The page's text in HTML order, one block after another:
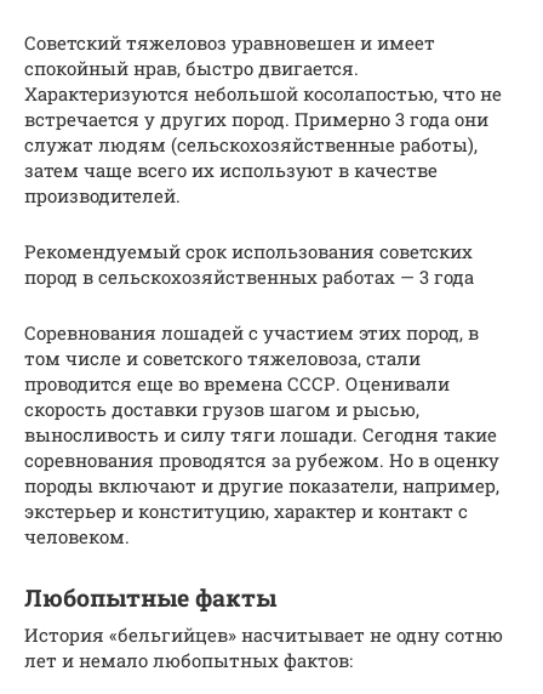
Советский тяжеловоз уравновешен и имеет
спокойный нрав, быстро двигается.
Характеризуются небольшой косолапостью, что не
встречается у других пород. Примерно 3 года они
служат людям (сельскохозяйственные работы),
затем чаще всего их используют в качестве
производителей.
Рекомендуемый срок использования советских
пород в сельскохозяйственных работах — 3 года
Соревнования лошадей с участием этих пород, в
том числе и советского тяжеловоза, стали
проводится еще во времена СССР. Оценивали
скорость доставки грузов шагом и рысью,
выносливость и силу тяги лошади. Сегодня такие
соревнования проводятся за рубежом. Но в оценку
породы включают и другие показатели, например,
экстерьер и конституцию, характер и контакт с
человеком.
Любопытные факты
История «бельгийцев» насчитывает не одну сотню
лет и немало любопытных фактов: